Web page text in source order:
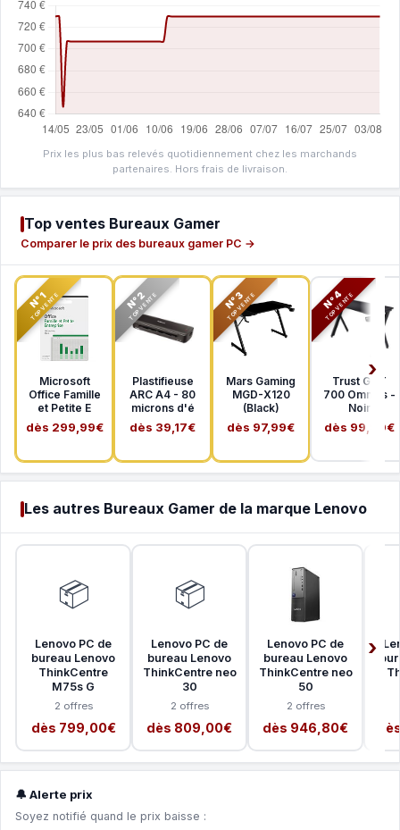
Prix les plus bas relevés quotidiennement chez les marchands
partenaires. Hors frais de livraison.
Top ventes Bureaux Gamer
Comparer le prix des bureaux gamer PC →
N°1
TOP VENTE
Microsoft
Office Famille
et Petite E
dès 299,99€
N°2
TOP VENTE
Plastifieuse
ARC A4 - 80
microns d'é
dès 39,17€
N°3
TOP VENTE
Mars Gaming
MGD-X120
(Black)
dès 97,99€
N°4
TOP VENTE
Trust GXT
700 Omnius -
Noir
dès 99,90€
Les autres Bureaux Gamer de la marque Lenovo
📦
Lenovo PC de
bureau Lenovo
ThinkCentre
M75s G
2 offres
dès 799,00€
📦
Lenovo PC de
bureau Lenovo
ThinkCentre neo
30
2 offres
dès 809,00€
Lenovo PC de
bureau Lenovo
ThinkCentre neo
50
2 offres
dès 946,80€
🔔 Alerte prix
Soyez notifié quand le prix baisse :